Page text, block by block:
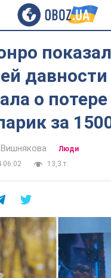
давности
о
за
Люди
06:02
13,3 т.